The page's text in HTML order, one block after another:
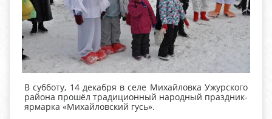
В субботу, 14 декабря в селе Михайловка Ужурского
района прошёл традиционный народный праздник-
ярмарка «Михайловский гусь».